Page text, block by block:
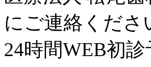
にご連絡くださ
24時間WEB初